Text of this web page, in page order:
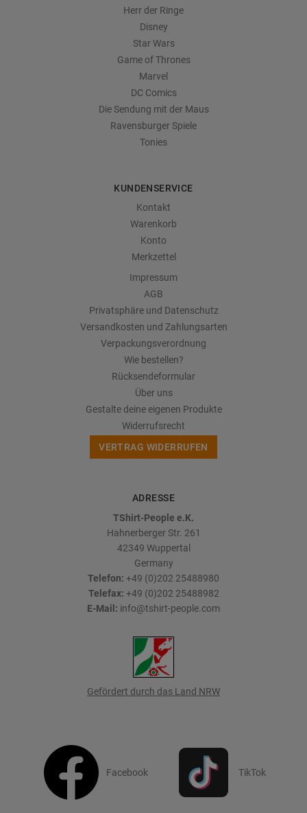
Herr der Ringe
Disney
Star Wars
Game of Thrones
Marvel
DC Comics
Die Sendung mit der Maus
Ravensburger Spiele
Tonies
KUNDENSERVICE
Kontakt
Warenkorb
Konto
Merkzettel
Impressum
AGB
Privatsphäre und Datenschutz
Versandkosten und Zahlungsarten
Verpackungsverordnung
Wie bestellen?
Rücksendeformular
Über uns
Gestalte deine eigenen Produkte
Widerrufsrecht
VERTRAG WIDERRUFEN
ADRESSE
TShirt-People e.K.
Hahnerberger Str. 261
42349 Wuppertal
Germany
Telefon: +49 (0)202 25488980
Telefax: +49 (0)202 25488982
E-Mail: info@tshirt-people.com
Gefördert durch das Land NRW
Facebook TikTok